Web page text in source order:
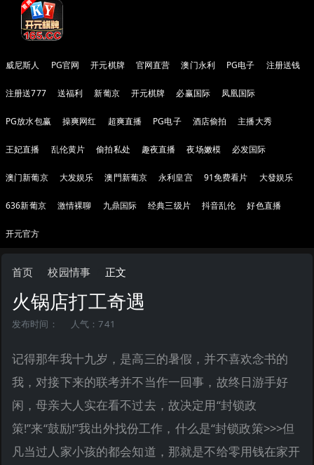
威尼斯人 PG官网 开元棋牌 官网直营 澳门永利 PG电子 注册送钱
注册送777 送福利 新葡京 开元棋牌 必赢国际 凤凰国际
PG放水包赢 操爽网红 超爽直播 PG电子 酒店偷拍 主播大秀
王妃直播 乱伦黄片 偷拍私处 趣夜直播 夜场嫩模 必发国际
澳门新葡京 大发娱乐 澳門新葡京 永利皇宫 91免费看片 大發娱乐
636新葡京 激情裸聊 九鼎国际 经典三级片 抖音乱伦 好色直播
开元官方
首页 校园情事 正文
火锅店打工奇遇
发布时间： 人气：741
记得那年我十九岁，是高三的暑假，并不喜欢念书的
我，对接下来的联考并不当作一回事，故终日游手好
闲，母亲大人实在看不过去，故决定用“封锁政
策!”来“鼓励!”我出外找份工作，什么是“封锁政策>>>但
凡当过人家小孩的都会知道，那就是不给零用钱在家开